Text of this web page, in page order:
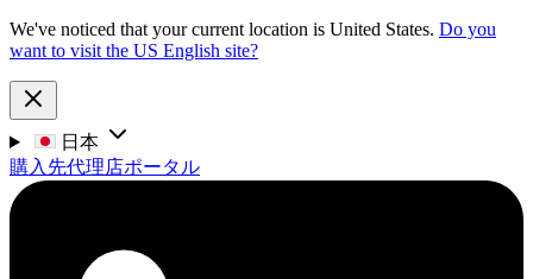
We've noticed that your current location is United States. Do you
want to visit the US English site?
日本
購入先代理店ポータル